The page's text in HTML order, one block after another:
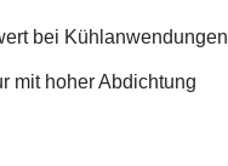
bei Kühlanwendungen
mit hoher Abdichtung